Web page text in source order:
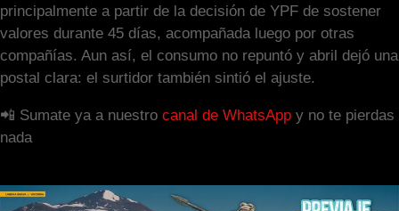
principalmente a partir de la decisión de YPF de sostener
valores durante 45 días, acompañada luego por otras
compañías. Aun así, el consumo no repuntó y abril dejó una
postal clara: el surtidor también sintió el ajuste.
📲 Sumate ya a nuestro canal de WhatsApp y no te pierdas
nada